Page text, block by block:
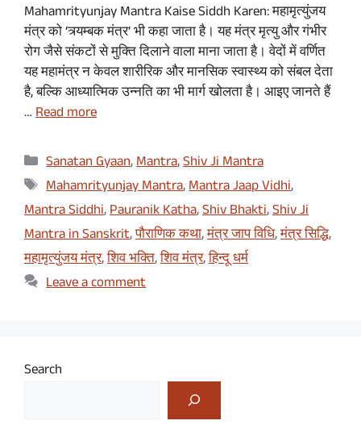
Mahamrityunjay Mantra Kaise Siddh Karen: महामृत्युंजय
मंत्र को ‘त्र्यम्बक मंत्र’ भी कहा जाता है। यह मंत्र मृत्यु और गंभीर
रोग जैसे संकटों से मुक्ति दिलाने वाला माना जाता है। वेदों में वर्णित
यह महामंत्र न केवल शारीरिक और मानसिक स्वास्थ्य को संबल देता
है, बल्कि आध्यात्मिक उन्नति का भी मार्ग खोलता है। आइए जानते हैं
…Read more
Categories
Sanatan Gyaan,Mantra,Shiv Ji Mantra
Tags
Mahamrityunjay Mantra,Mantra Jaap Vidhi,
Mantra Siddhi,Pauranik Katha,Shiv Bhakti,Shiv Ji
Mantra in Sanskrit,पौराणिक कथा,मंत्र जाप विधि,मंत्र सिद्धि,
महामृत्युंजय मंत्र,शिव भक्ति,शिव मंत्र,हिन्दू धर्म
Leave a comment
Search